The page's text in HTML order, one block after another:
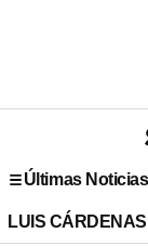
Últimas Noticias
LUIS